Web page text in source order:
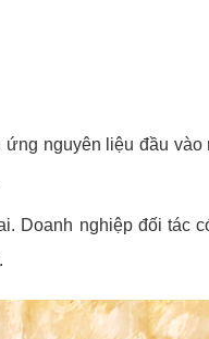
nguyên liệu đầu
Doanh nghiệp đối tác